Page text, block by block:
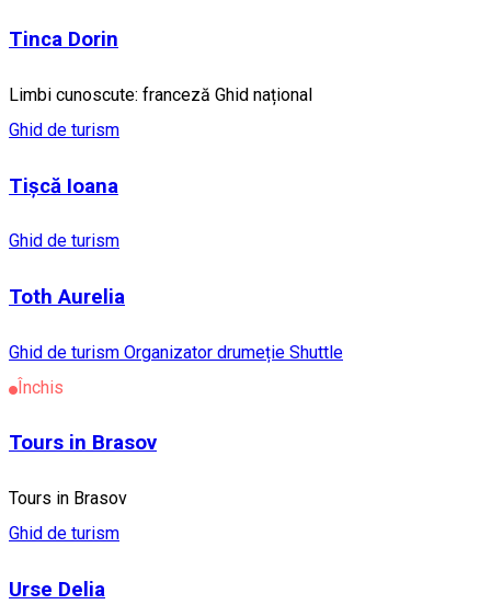
Tinca Dorin
Limbi cunoscute: franceză Ghid național
Ghid de turism
Tișcă Ioana
Ghid de turism
Toth Aurelia
Ghid de turism Organizator drumeție Shuttle
Închis
Tours in Brasov
Tours in Brasov
Ghid de turism
Urse Delia